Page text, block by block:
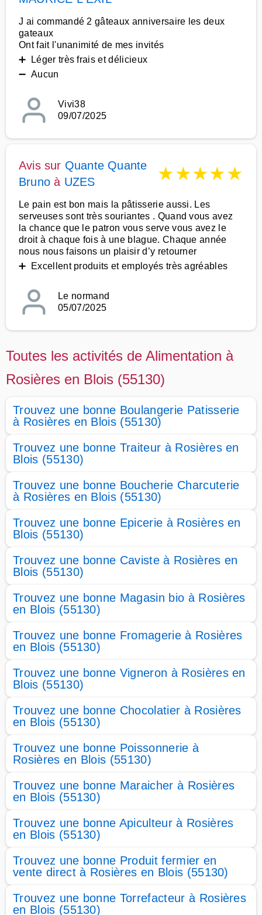
J ai commandé 2 gâteaux anniversaire les deux
gateaux
Ont fait l'unanimité de mes invités
➕ Léger très frais et délicieux
➖ Aucun
Vivi38
09/07/2025
Avis sur Quante Quante
Bruno à UZES ★★★★★
Le pain est bon mais la pâtisserie aussi. Les
serveuses sont très souriantes . Quand vous avez
la chance que le patron vous serve vous avez le
droit à chaque fois à une blague. Chaque année
nous nous faisons un plaisir d’y retourner
➕ Excellent produits et employés très agréables
Le normand
05/07/2025
Toutes les activités de Alimentation à
Rosières en Blois (55130)
Trouvez une bonne Boulangerie Patisserie
à Rosières en Blois (55130)
Trouvez une bonne Traiteur à Rosières en
Blois (55130)
Trouvez une bonne Boucherie Charcuterie
à Rosières en Blois (55130)
Trouvez une bonne Epicerie à Rosières en
Blois (55130)
Trouvez une bonne Caviste à Rosières en
Blois (55130)
Trouvez une bonne Magasin bio à Rosières
en Blois (55130)
Trouvez une bonne Fromagerie à Rosières
en Blois (55130)
Trouvez une bonne Vigneron à Rosières en
Blois (55130)
Trouvez une bonne Chocolatier à Rosières
en Blois (55130)
Trouvez une bonne Poissonnerie à
Rosières en Blois (55130)
Trouvez une bonne Maraicher à Rosières
en Blois (55130)
Trouvez une bonne Apiculteur à Rosières
en Blois (55130)
Trouvez une bonne Produit fermier en
vente direct à Rosières en Blois (55130)
Trouvez une bonne Torrefacteur à Rosières
en Blois (55130)